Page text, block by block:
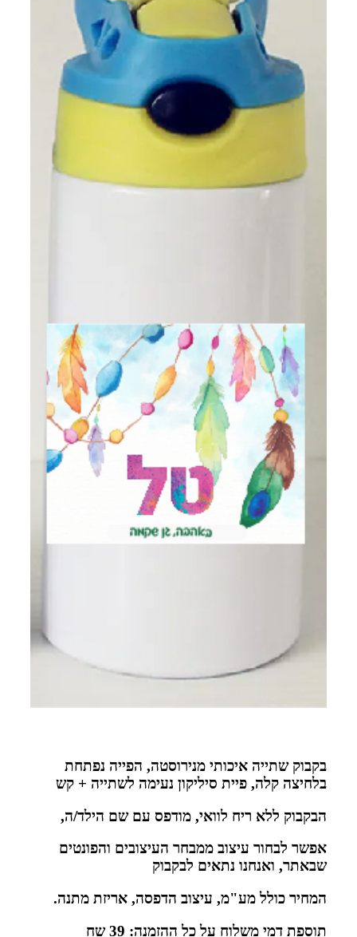
בקבוק שתייה איכותי מנירוסטה, הפייה נפתחת
בלחיצה קלה, פיית סיליקון נעימה לשתייה + קש
הבקבוק ללא ריח לוואי, מודפס עם שם הילד/ה,
אפשר לבחור עיצוב ממבחר העיצובים והפונטים
שבאתר, ואנחנו נתאים לבקבוק
המחיר כולל מע"מ, עיצוב הדפסה, אריזת מתנה.
תוספת דמי משלוח על כל ההזמנה: 39 שח